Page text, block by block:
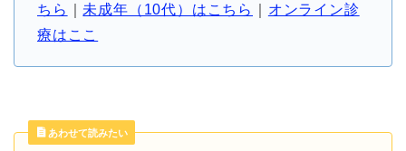
ちら
未成年（10代）はこちら
オンライン診
療はここ
あわせて読みたい